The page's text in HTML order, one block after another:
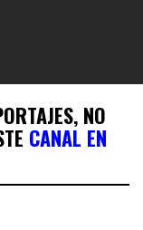
NO
CANAL EN